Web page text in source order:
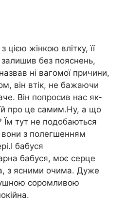
жінкою влітку, її
залишив без пояснень,
ні вагомої причини,
він втік, не бажаючи
Він попросив нас як-
про це самим.Ну, а що
тут не подобаються
з полегшенням
бабуся
бабуся, моє серце
з ясними очима. Дуже
соромливою